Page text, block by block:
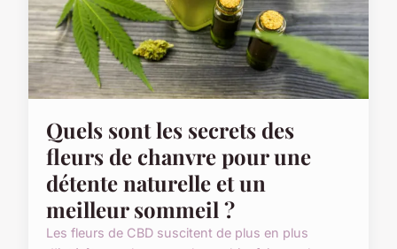
Quels sont les secrets des
fleurs de chanvre pour une
détente naturelle et un
meilleur sommeil ?
Les fleurs de CBD suscitent de plus en plus